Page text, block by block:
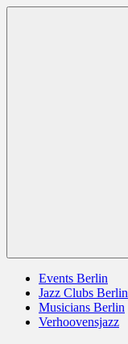
Zum
Events Berlin
Jazz Clubs Berlin
Musicians Berlin
Verhoovensjazz